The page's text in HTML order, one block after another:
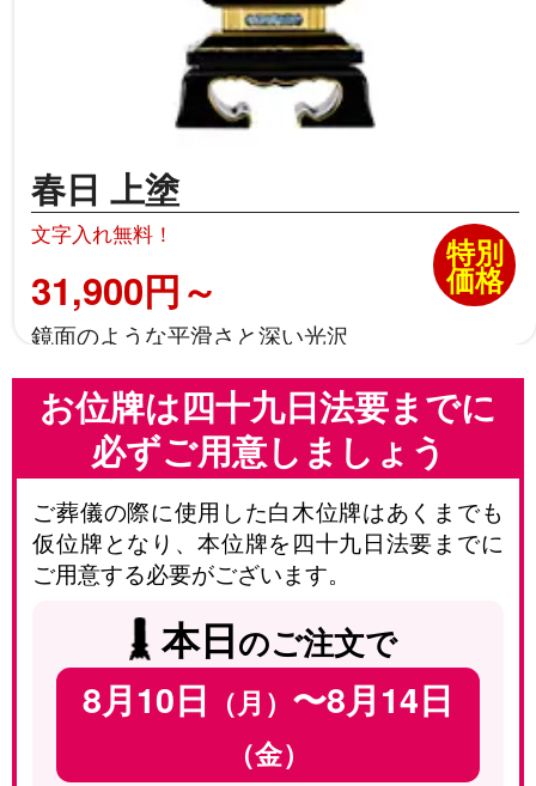
春日 上塗
文字入れ無料！ 特別
価格
31,900円～
鏡面のような平滑さと深い光沢
お位牌は四十九日法要までに
必ずご用意しましょう
ご葬儀の際に使用した白木位牌はあくまでも
仮位牌となり、本位牌を四十九日法要までに
ご用意する必要がございます。
本日のご注文で
8月10日 （月） 〜8月14日
（金）